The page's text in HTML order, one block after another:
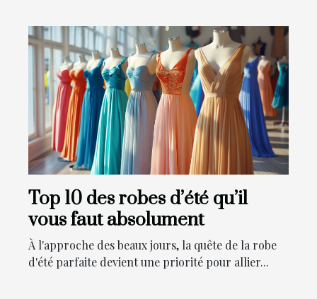
Top 10 des robes d’été qu’il
vous faut absolument
À l'approche des beaux jours, la quête de la robe
d'été parfaite devient une priorité pour allier...